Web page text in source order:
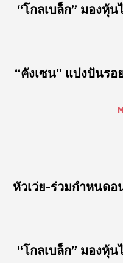
“โกลเบล็ก” มองหุ้
“คังเซน” แบ่งปันร
หัวเว่ย-ร่วมกำหนด
“โกลเบล็ก” มองหุ้